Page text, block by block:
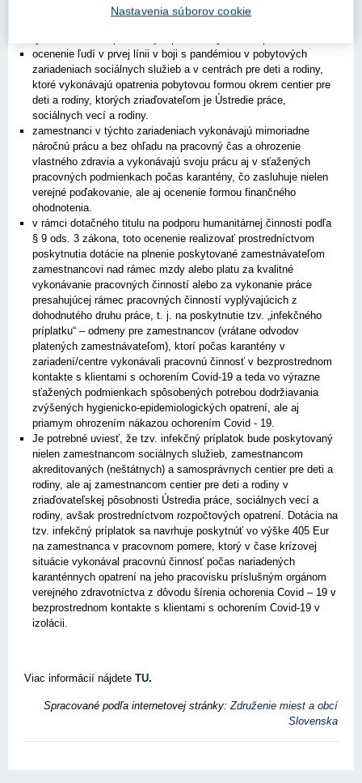
vyčlenených na karanténu klientov s ochorením Covid-19
ocenenie ľudí v prvej línii v boji s pandémiou v pobytových
zariadeniach sociálnych služieb a v centrách pre deti a rodiny,
ktoré vykonávajú opatrenia pobytovou formou okrem centier pre
deti a rodiny, ktorých zriaďovateľom je Ústredie práce,
sociálnych vecí a rodiny.
zamestnanci v týchto zariadeniach vykonávajú mimoriadne
náročnú prácu a bez ohľadu na pracovný čas a ohrozenie
vlastného zdravia a vykonávajú svoju prácu aj v sťažených
pracovných podmienkach počas karantény, čo zasluhuje nielen
verejné poďakovanie, ale aj ocenenie formou finančného
ohodnotenia.
v rámci dotačného titulu na podporu humanitárnej činnosti podľa
§ 9 ods. 3 zákona, toto ocenenie realizovať prostredníctvom
poskytnutia dotácie na plnenie poskytované zamestnávateľom
zamestnancovi nad rámec mzdy alebo platu za kvalitné
vykonávanie pracovných činností alebo za vykonanie práce
presahujúcej rámec pracovných činností vyplývajúcich z
dohodnutého druhu práce, t. j. na poskytnutie tzv. „infekčného
príplatku“ – odmeny pre zamestnancov (vrátane odvodov
platených zamestnávateľom), ktorí počas karantény v
zariadení/centre vykonávali pracovnú činnosť v bezprostrednom
kontakte s klientami s ochorením Covid-19 a teda vo výrazne
sťažených podmienkach spôsobených potrebou dodržiavania
zvýšených hygienicko-epidemiologických opatrení, ale aj
priamym ohrozením nákazou ochorením Covid - 19.
Je potrebné uviesť, že tzv. infekčný príplatok bude poskytovaný
nielen zamestnancom sociálnych služieb, zamestnancom
akreditovaných (neštátnych) a samosprávnych centier pre deti a
rodiny, ale aj zamestnancom centier pre deti a rodiny v
zriaďovateľskej pôsobnosti Ústredia práce, sociálnych vecí a
rodiny, avšak prostredníctvom rozpočtových opatrení. Dotácia na
tzv. infekčný príplatok sa navrhuje poskytnúť vo výške 405 Eur
na zamestnanca v pracovnom pomere, ktorý v čase krízovej
situácie vykonával pracovnú činnosť počas nariadených
karanténnych opatrení na jeho pracovisku príslušným orgánom
verejného zdravotníctva z dôvodu šírenia ochorenia Covid – 19 v
bezprostrednom kontakte s klientami s ochorením Covid-19 v
izolácii.
Viac informácií nájdete TU.
Spracované podľa internetovej stránky: Združenie miest a obcí
Slovenska
Nastavenia súborov cookie